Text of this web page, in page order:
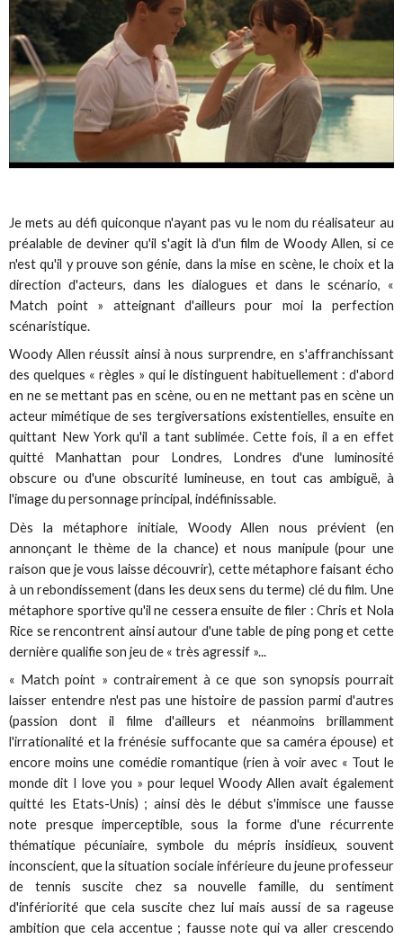
Je mets au défi quiconque n'ayant pas vu le nom du réalisateur au
préalable de deviner qu'il s'agit là d'un film de Woody Allen, si ce
n'est qu'il y prouve son génie, dans la mise en scène, le choix et la
direction d'acteurs, dans les dialogues et dans le scénario, «
Match point » atteignant d'ailleurs pour moi la perfection
scénaristique.
Woody Allen réussit ainsi à nous surprendre, en s'affranchissant
des quelques « règles » qui le distinguent habituellement : d'abord
en ne se mettant pas en scène, ou en ne mettant pas en scène un
acteur mimétique de ses tergiversations existentielles, ensuite en
quittant New York qu'il a tant sublimée. Cette fois, il a en effet
quitté Manhattan pour Londres, Londres d'une luminosité
obscure ou d'une obscurité lumineuse, en tout cas ambiguë, à
l'image du personnage principal, indéfinissable.
Dès la métaphore initiale, Woody Allen nous prévient (en
annonçant le thème de la chance) et nous manipule (pour une
raison que je vous laisse découvrir), cette métaphore faisant écho
à un rebondissement (dans les deux sens du terme) clé du film. Une
métaphore sportive qu'il ne cessera ensuite de filer : Chris et Nola
Rice se rencontrent ainsi autour d'une table de ping pong et cette
dernière qualifie son jeu de « très agressif »...
« Match point » contrairement à ce que son synopsis pourrait
laisser entendre n'est pas une histoire de passion parmi d'autres
(passion dont il filme d'ailleurs et néanmoins brillamment
l'irrationalité et la frénésie suffocante que sa caméra épouse) et
encore moins une comédie romantique (rien à voir avec « Tout le
monde dit I love you » pour lequel Woody Allen avait également
quitté les Etats-Unis) ; ainsi dès le début s'immisce une fausse
note presque imperceptible, sous la forme d'une récurrente
thématique pécuniaire, symbole du mépris insidieux, souvent
inconscient, que la situation sociale inférieure du jeune professeur
de tennis suscite chez sa nouvelle famille, du sentiment
d'infériorité que cela suscite chez lui mais aussi de sa rageuse
ambition que cela accentue ; fausse note qui va aller crescendo